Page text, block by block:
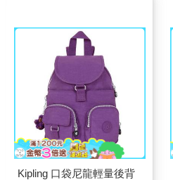
Kipling 口袋尼龍輕量後背